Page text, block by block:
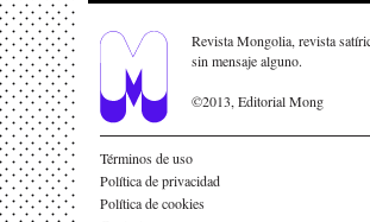
Revista Mongolia, revista
sin mensaje alguno.
©2013, Editorial Mong
Términos de uso
Política de privacidad
Política de cookies